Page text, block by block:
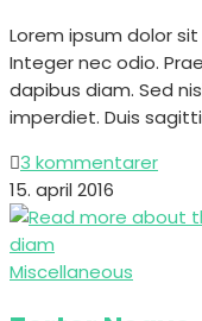
Lorem ipsum dolor
Integer nec odio.
dapibus diam. Sed
imperdiet. Duis
3 kommentarer
15. april 2016
Miscellaneous